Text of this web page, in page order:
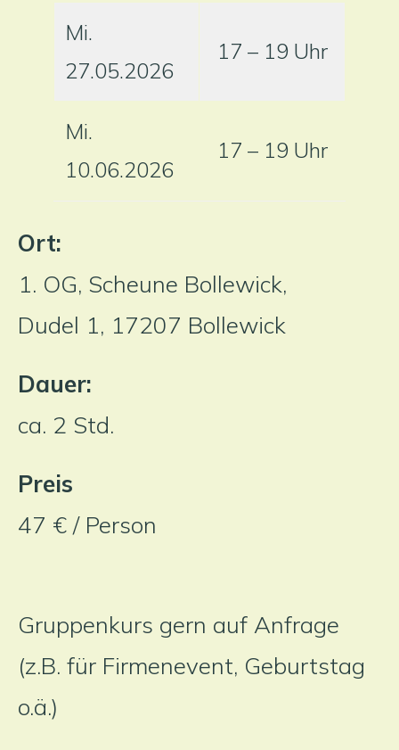
Mi.
27.05.2026
17 – 19 Uhr
Mi.
10.06.2026
17 – 19 Uhr
Ort:
1. OG, Scheune Bollewick,
Dudel 1, 17207 Bollewick
Dauer:
ca. 2 Std.
Preis
47 € / Person
Gruppenkurs gern auf Anfrage
(z.B. für Firmenevent, Geburtstag
o.ä.)